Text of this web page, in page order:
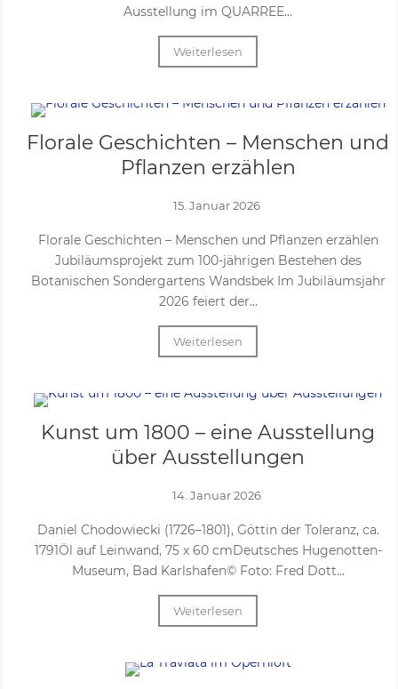
Ausstellung im QUARREE...
Weiterlesen
Florale Geschichten – Menschen und
Pflanzen erzählen
15. Januar 2026
Florale Geschichten – Menschen und Pflanzen erzählen
Jubiläumsprojekt zum 100-jährigen Bestehen des
Botanischen Sondergartens Wandsbek Im Jubiläumsjahr
2026 feiert der...
Weiterlesen
Kunst um 1800 – eine Ausstellung
über Ausstellungen
14. Januar 2026
Daniel Chodowiecki (1726–1801), Göttin der Toleranz, ca.
1791Öl auf Leinwand, 75 x 60 cmDeutsches Hugenotten-
Museum, Bad Karlshafen© Foto: Fred Dott...
Weiterlesen